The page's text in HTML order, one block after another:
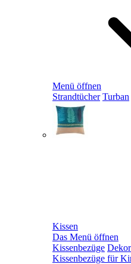
Menü öffnen
Strandtücher Turban
Kissen
Das Menü öffnen
Kissenbezüge
Kissenbezüge für